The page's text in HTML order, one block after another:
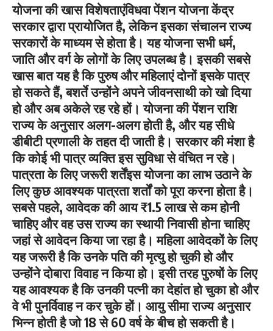
योजना की खास विशेषताएंविधवा पेंशन योजना केंद्र
सरकार द्वारा प्रायोजित है, लेकिन इसका संचालन राज्य
सरकारों के माध्यम से होता है। यह योजना सभी धर्म,
जाति और वर्ग के लोगों के लिए उपलब्ध है। इसकी सबसे
खास बात यह है कि पुरुष और महिलाएं दोनों इसके पात्र
हो सकते हैं, बशर्ते उन्होंने अपने जीवनसाथी को खो दिया
हो और अब अकेले रह रहे हों। योजना की पेंशन राशि
राज्य के अनुसार अलग-अलग होती है, और यह सीधे
डीबीटी प्रणाली के तहत दी जाती है। सरकार की मंशा है
कि कोई भी पात्र व्यक्ति इस सुविधा से वंचित न रहे।
पात्रता के लिए जरूरी शर्तेंइस योजना का लाभ उठाने के
लिए कुछ आवश्यक पात्रता शर्तों को पूरा करना होता है।
सबसे पहले, आवेदक की आय ₹1.5 लाख से कम होनी
चाहिए और वह उस राज्य का स्थायी निवासी होना चाहिए
जहां से आवेदन किया जा रहा है। महिला आवेदकों के लिए
यह जरूरी है कि उनके पति की मृत्यु हो चुकी हो और
उन्होंने दोबारा विवाह न किया हो। इसी तरह पुरुषों के लिए
यह आवश्यक है कि उनकी पत्नी का देहांत हो चुका हो और
वे भी पुनर्विवाह न कर चुके हों। आयु सीमा राज्य अनुसार
भिन्न होती है जो 18 से 60 वर्ष के बीच हो सकती है।